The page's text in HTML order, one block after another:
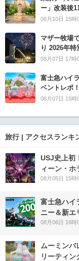
ー」改装後
08月10日 15時
マザー牧場
り 2026年特
08月07日 17時
富士急ハイ
ベントレポ！
08月07日 15時
旅行 | アクセスランキ
USJ史上初
ィーン・ホ
08月05日 15時
富士急ハイ
ニー＆新エ
08月06日 16時
ムーミンバ
リーティン